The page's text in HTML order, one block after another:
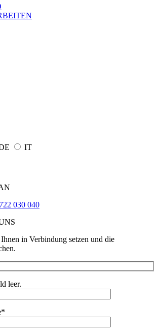
IT
030 040
in Verbindung setzen und die
leer.